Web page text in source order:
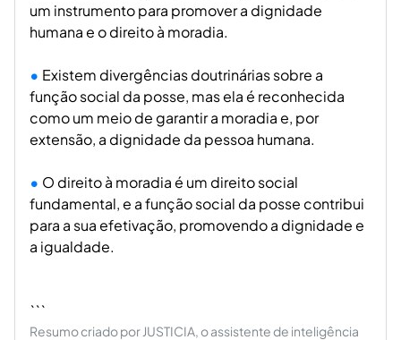
um instrumento para promover a dignidade
humana e o direito à moradia.
Existem divergências doutrinárias sobre a
função social da posse, mas ela é reconhecida
como um meio de garantir a moradia e, por
extensão, a dignidade da pessoa humana.
O direito à moradia é um direito social
fundamental, e a função social da posse contribui
para a sua efetivação, promovendo a dignidade e
a igualdade.
```
Resumo criado por JUSTICIA, o assistente de inteligência